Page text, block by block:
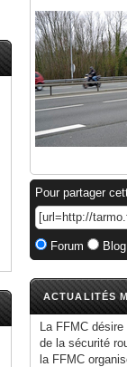
Pour partager
Forum
ACTUALITÉS
La FFMC
de la sécurité
la FFMC